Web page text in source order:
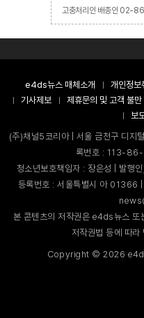
고충처리인 배종인
e4ds뉴스 매체소개 개인정보
기사제보
제휴문의 및 고객 불만
보
(주)채널5코리아 | 서울 금천구 디
록번호 : 113-
청소년보호책임자 : 장은성 | 발
등록번호 : 서울특별시 아 01366
본 콘텐츠의 저작권은 e4ds뉴스 또
저작권법 등에 따라
Copyright ©2026